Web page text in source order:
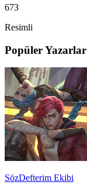
673
Resimli
Popüler Yazarlar
SözDefterim Ekibi